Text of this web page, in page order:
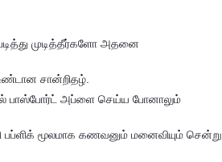
முடித்தீர்களோ அதனை
சான்றிதழ்.
பாஸ்போர்ட் அப்ளை செய்ய போனாலும்
மூலமாக கணவனும் மனைவியும் சென்று